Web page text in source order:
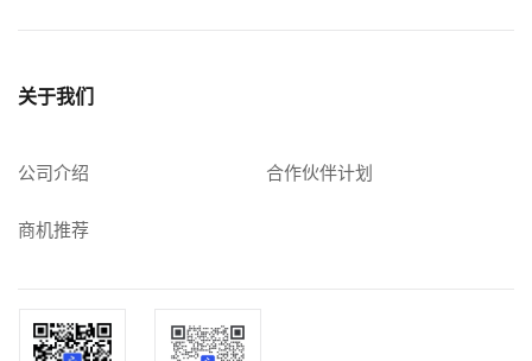
关于我们
公司介绍 合作伙伴计划
商机推荐